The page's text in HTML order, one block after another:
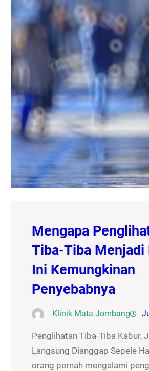
Mengapa
Tiba-Tiba Menjadi
Ini Kemungkinan
Penyebabnya
Klinik Mata Jombang
Penglihatan Tiba-Tiba Kabur,
Langsung Dianggap Sepele
orang pernah mengalami